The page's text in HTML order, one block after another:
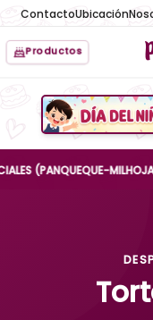
ContactoUbicación
Productos
(PANQUEQUE-MILHOJAS-